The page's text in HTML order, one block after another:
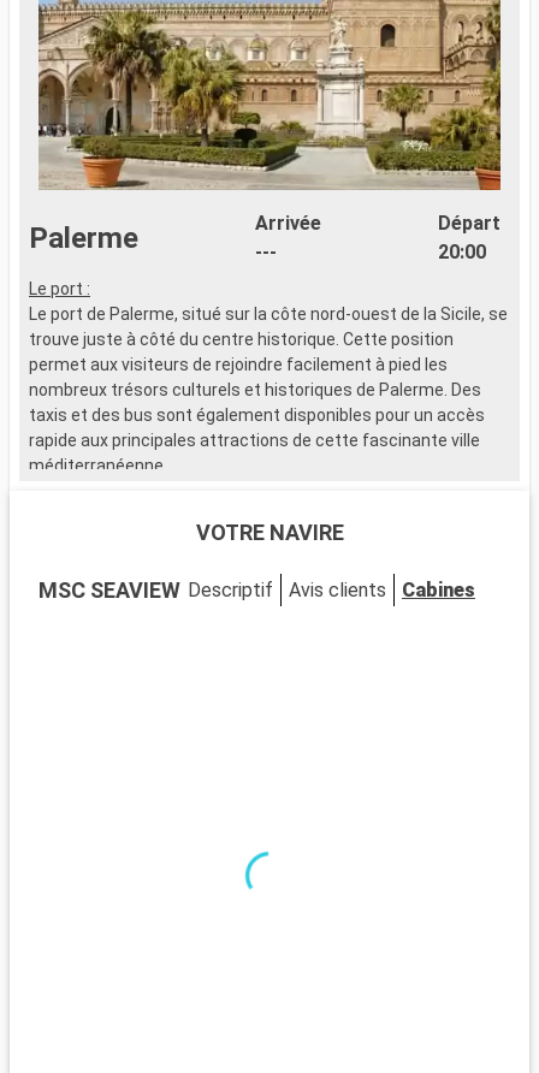
Palerme
Arrivée
---
Départ
20:00
Le port :
Le port de Palerme, situé sur la côte nord-ouest de la Sicile, se
trouve juste à côté du centre historique. Cette position
permet aux visiteurs de rejoindre facilement à pied les
nombreux trésors culturels et historiques de Palerme. Des
taxis et des bus sont également disponibles pour un accès
rapide aux principales attractions de cette fascinante ville
méditerranéenne.
Palerme, riche d'influences arabes, normandes et baroques,
Cathédrale de Palerme, un monument architectural
intéressants. La ville de Monreale et sa cathédrale aux
mosaïques dorées sont incontournables. Les sites antiques
VOTRE NAVIRE
MSC SEAVIEW Descriptif Avis clients Cabines